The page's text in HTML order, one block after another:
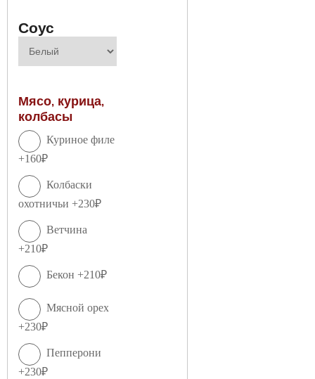
Соус
Мясо, курица,
колбасы
Куриное филе
+160₽
Колбаски
охотничьи +230₽
Ветчина
+210₽
Бекон +210₽
Мясной орех
+230₽
Пепперони
+230₽